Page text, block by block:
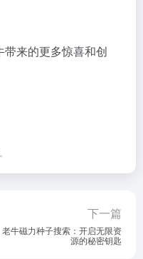
来的更多惊喜和创
下一篇
老牛磁力种子搜索：开启无限资
源的秘密钥匙